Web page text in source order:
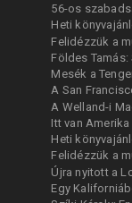
56-os
Heti
Felidézzük a
Földes
Mesék a
A San
A Welland-i
Itt van
Heti
Felidézzük a
Újra nyitott a
Egy